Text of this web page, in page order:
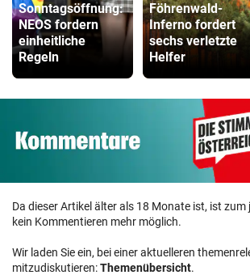
Sonntagsöffnung:
NEOS fordern
einheitliche
Regeln
Föhrenwald-
Inferno fordert
sechs verletzte
Helfer
Da dieser Artikel älter als 18 Monate ist, ist
kein Kommentieren mehr möglich.
Wir laden Sie ein, bei einer aktuelleren
mitzudiskutieren:Themenübersicht.